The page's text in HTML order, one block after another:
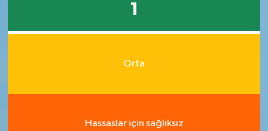
1
Orta
Hassaslar için sağlıksız